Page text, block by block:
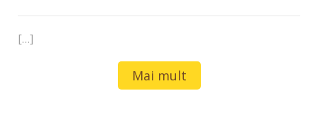
[…]
Mai mult